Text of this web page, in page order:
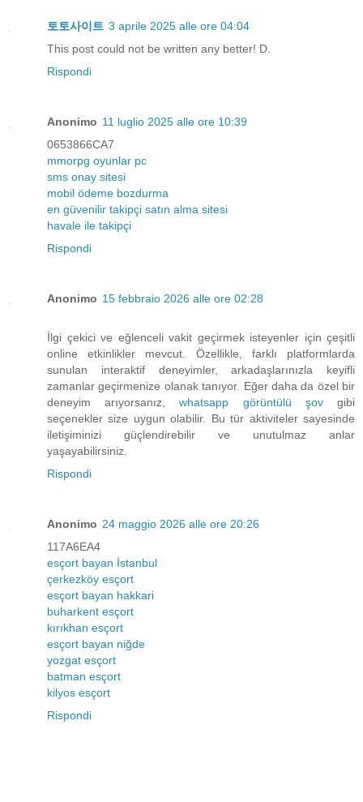
토토사이트 3 aprile 2025 alle ore 04:04
This post could not be written any better! D.
Rispondi
Anonimo 11 luglio 2025 alle ore 10:39
0653866CA7
mmorpg oyunlar pc
sms onay sitesi
mobil ödeme bozdurma
en güvenilir takipçi satın alma sitesi
havale ile takipçi
Rispondi
Anonimo 15 febbraio 2026 alle ore 02:28
İlgi çekici ve eğlenceli vakit geçirmek isteyenler için çeşitli
online etkinlikler mevcut. Özellikle, farklı platformlarda
sunulan interaktif deneyimler, arkadaşlarınızla keyifli
zamanlar geçirmenize olanak tanıyor. Eğer daha da özel bir
deneyim arıyorsanız,whatsapp görüntülü şovgibi
seçenekler size uygun olabilir. Bu tür aktiviteler sayesinde
iletişiminizi güçlendirebilir ve unutulmaz anlar
yaşayabilirsiniz.
Rispondi
Anonimo 24 maggio 2026 alle ore 20:26
117A6EA4
esçort bayan İstanbul
çerkezköy esçort
esçort bayan hakkari
buharkent esçort
kırıkhan esçort
esçort bayan niğde
yozgat esçort
batman esçort
kilyos esçort
Rispondi